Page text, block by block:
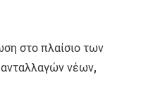
στο πλαίσιο των
νέων,